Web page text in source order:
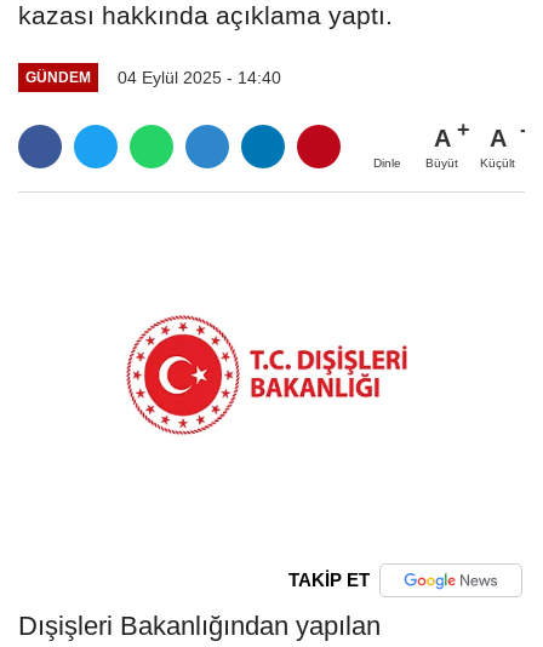
kazası hakkında açıklama yaptı.
GÜNDEM 04 Eylül 2025 - 14:40
Dinle
A
Büyüt
A
Küçült
TAKİP ET
Dışişleri Bakanlığından yapılan